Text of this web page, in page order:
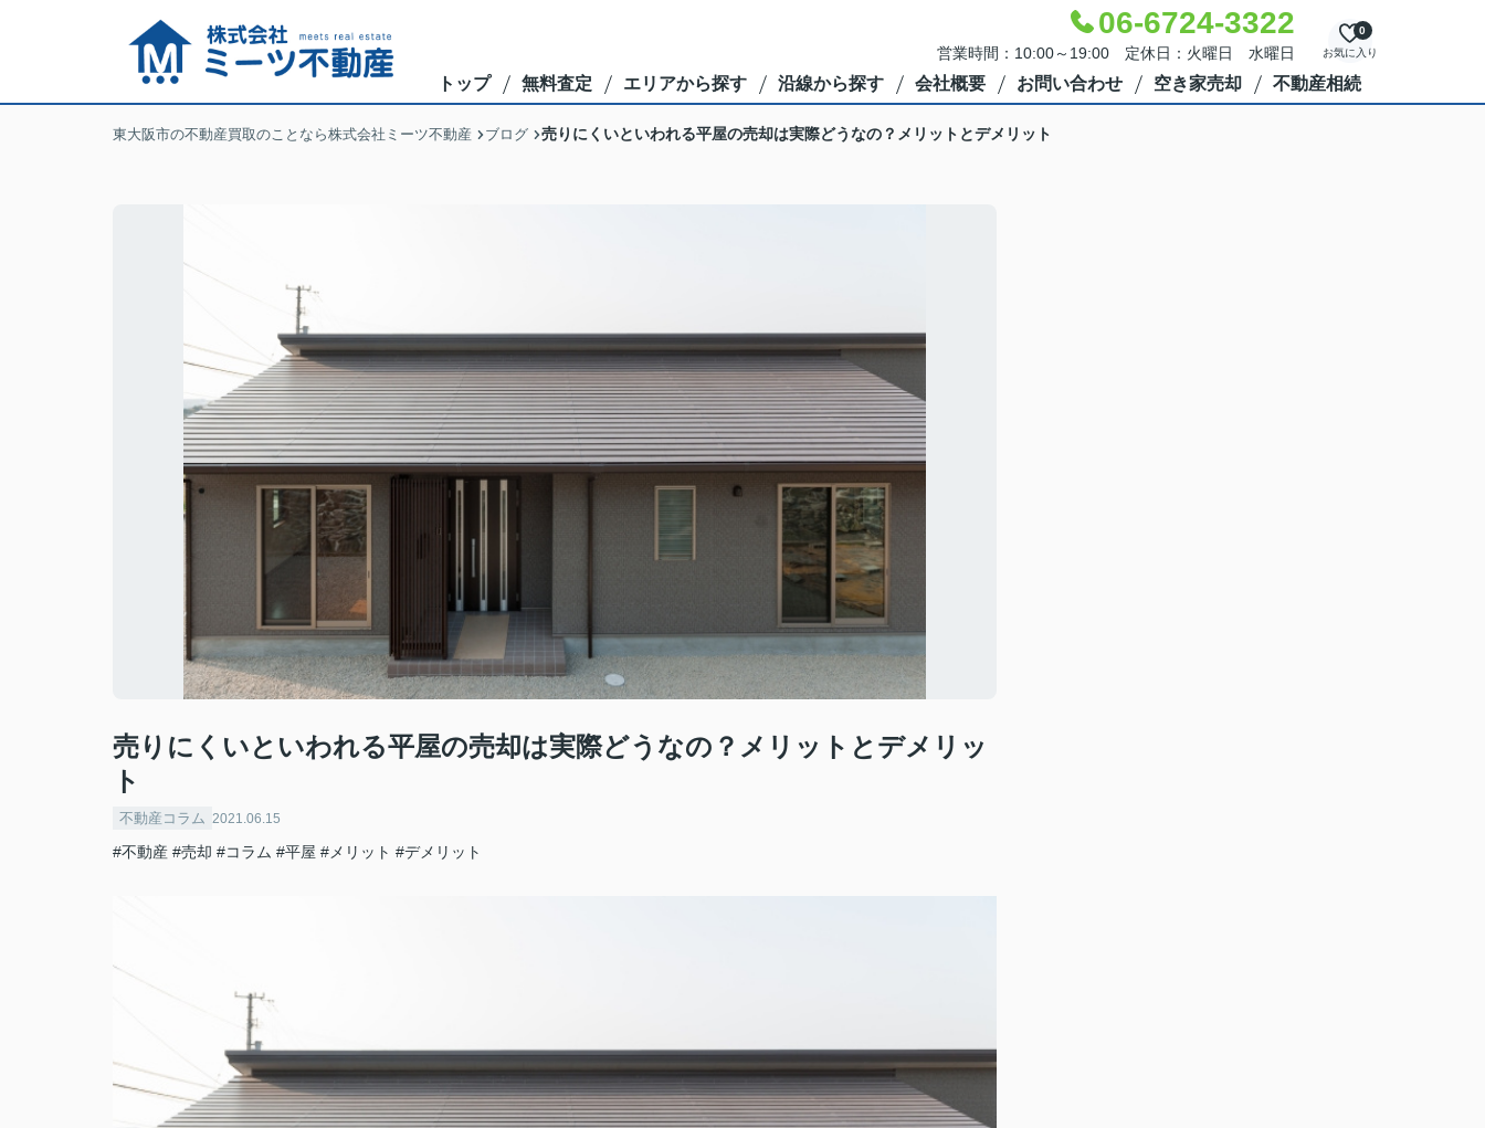
06-6724-3322
営業時間：10:00～19:00 定休日：火曜日 水曜日 お気に入り
0
トップ 無料査定 エリアから探す 沿線から探す 会社概要 お問い合わせ 空き家売却 不動産相続
東大阪市の不動産買取のことなら株式会社ミーツ不動産 ブログ 売りにくいといわれる平屋の売却は実際どうなの？メリットとデメリット
売りにくいといわれる平屋の売却は実際どうなの？メリットとデメリッ
ト
不動産コラム 2021.06.15
#不動産 #売却 #コラム #平屋 #メリット #デメリット